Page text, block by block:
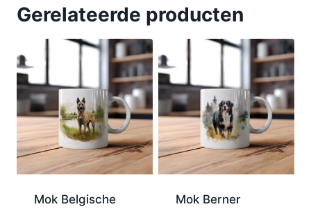
Gerelateerde producten
Mok Belgische
Mok Berner